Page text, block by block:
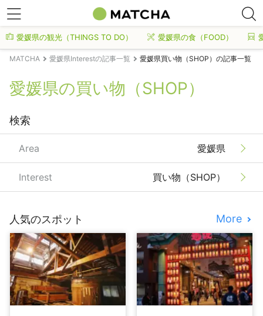
愛媛県の観光（THINGS TO DO） 愛媛県の食（FOOD）
MATCHA 愛媛県Interestの記事一覧 愛媛県買い物（SHOP）の記事一覧
愛媛県の買い物（SHOP）
検索
Area 愛媛県
Interest 買い物（SHOP）
人気のスポット More